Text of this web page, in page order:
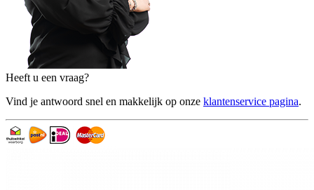
Heeft u een vraag?
Vind je antwoord snel en makkelijk op onze klantenservice pagina.